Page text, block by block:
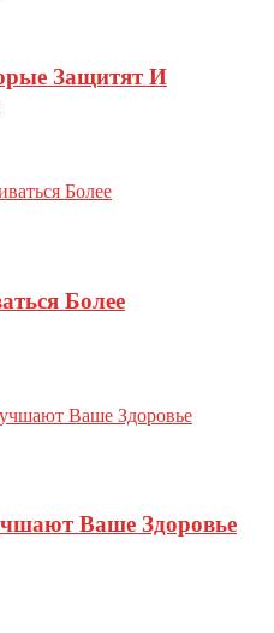
Защитят И
Более
Ваше Здоровье